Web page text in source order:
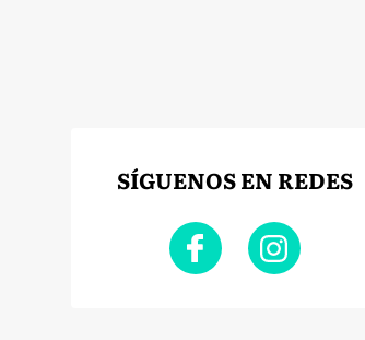
SÍGUENOS EN REDES